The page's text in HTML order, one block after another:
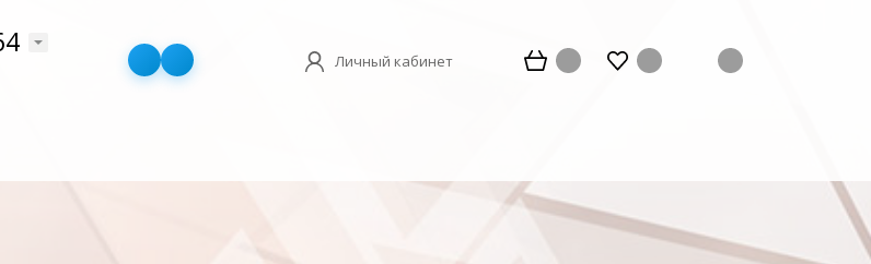
Личный кабинет